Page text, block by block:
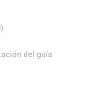
del guía